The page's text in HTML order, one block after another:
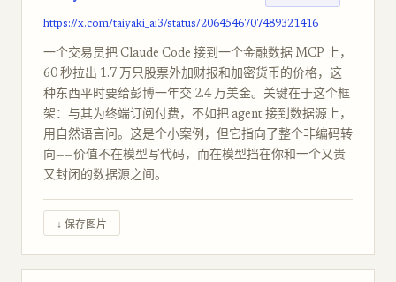
https://x.com/taiyaki_ai3/status/2064546707489321416
一个交易员把 Claude Code 接到一个金融数据 MCP 上，
60 秒拉出 1.7 万只股票外加财报和加密货币的价格，这
种东西平时要给彭博一年交 2.4 万美金。关键在于这个框
架：与其为终端订阅付费，不如把 agent 接到数据源上，
用自然语言问。这是个小案例，但它指向了整个非编码转
向——价值不在模型写代码，而在模型挡在你和一个又贵
又封闭的数据源之间。
↓ 保存图片